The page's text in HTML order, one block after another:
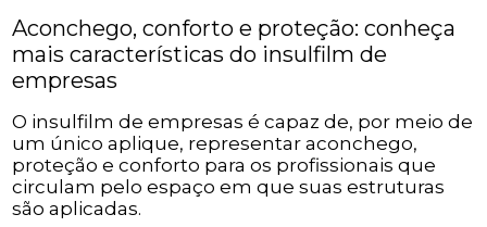
Aconchego, conforto e proteção: conheça
mais características do insulfilm de
empresas
O insulfilm de empresas é capaz de, por meio de
um único aplique, representar aconchego,
proteção e conforto para os profissionais que
circulam pelo espaço em que suas estruturas
são aplicadas.